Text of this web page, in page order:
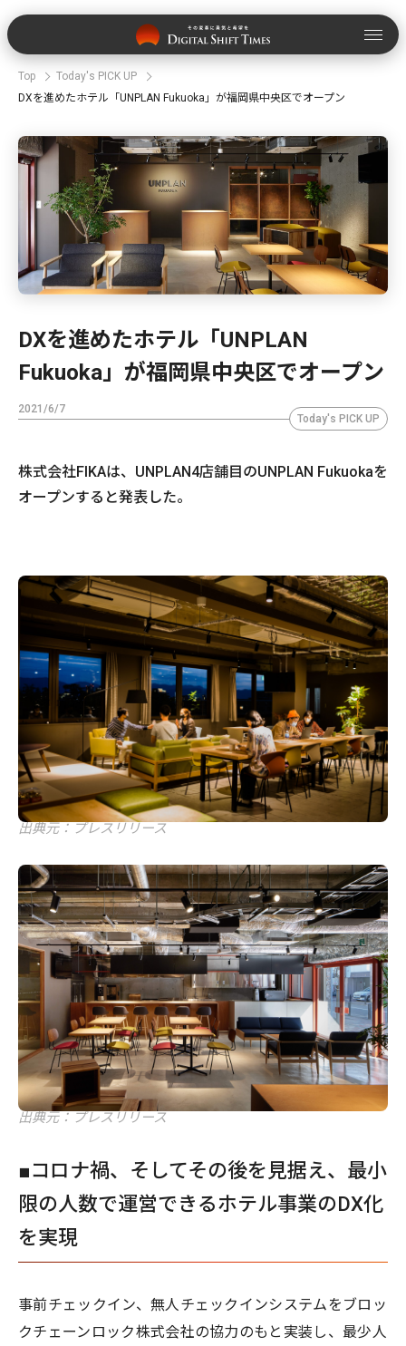
Top
Today's PICK UP
DXを進めたホテル「UNPLAN Fukuoka」が福岡県中央区でオープン
DXを進めたホテル「UNPLAN
Fukuoka」が福岡県中央区でオープン
2021/6/7
Today's PICK UP
株式会社FIKAは、UNPLAN4店舗目のUNPLAN Fukuokaを
オープンすると発表した。
出典元：プレスリリース
出典元：プレスリリース
■コロナ禍、そしてその後を見据え、最小
限の人数で運営できるホテル事業のDX化
を実現
事前チェックイン、無人チェックインシステムをブロッ
クチェーンロック株式会社の協力のもと実装し、最少人